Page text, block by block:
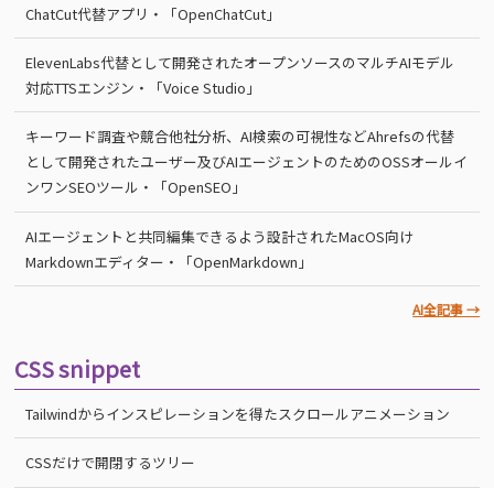
ChatCut代替アプリ・「OpenChatCut」
ElevenLabs代替として開発されたオープンソースのマルチAIモデル
対応TTSエンジン・「Voice Studio」
キーワード調査や競合他社分析、AI検索の可視性などAhrefsの代替
として開発されたユーザー及びAIエージェントのためのOSSオールイ
ンワンSEOツール・「OpenSEO」
AIエージェントと共同編集できるよう設計されたMacOS向け
Markdownエディター・「OpenMarkdown」
AI全記事 →
CSS snippet
Tailwindからインスピレーションを得たスクロールアニメーション
CSSだけで開閉するツリー